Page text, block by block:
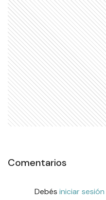
Comentarios
Debés iniciar sesión